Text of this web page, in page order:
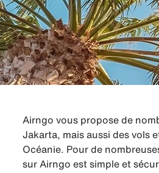
Airngo vous propose de
Jakarta, mais aussi des vols
Océanie. Pour de
sur Airngo est simple et